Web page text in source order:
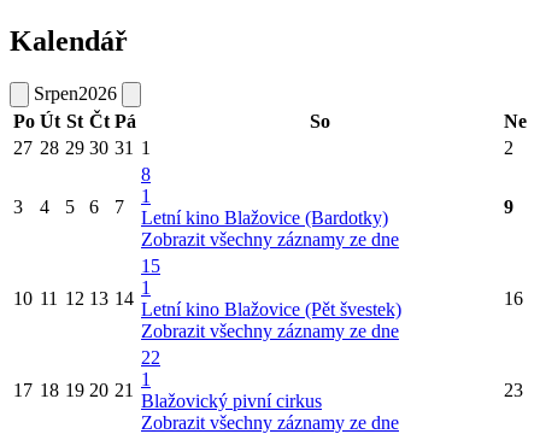
Kalendář
Srpen2026
Po Út St Čt Pá So
Ne
27 28 29 30 31 1 2
3 4 5 6 7
8
1
Letní kino Blažovice (Bardotky)
Zobrazit všechny záznamy ze dne
9
10 11 12 13 14
15
1
Letní kino Blažovice (Pět švestek)
Zobrazit všechny záznamy ze dne
16
17 18 19 20 21
22
1
Blažovický pivní cirkus
Zobrazit všechny záznamy ze dne
23